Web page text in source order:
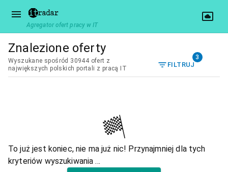
Agregator ofert pracy w IT
Znalezione oferty
Wyszukane spośród 30944 ofert z
największych polskich portali z pracą IT
FILTRUJ
3
To już jest koniec, nie ma już nic! Przynajmniej dla tych
kryteriów wyszukiwania ...